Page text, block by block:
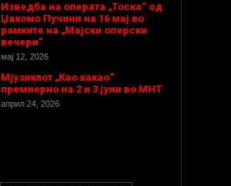
Изведба на операта „Тоска“ од
Џакомо Пучини на 16 мај во
рамките на „Мајски оперски
вечери“
мај 12, 2026
Мјузиклот „Као какао“
премиерно на 2 и 3 јуни во МНТ
април 24, 2026